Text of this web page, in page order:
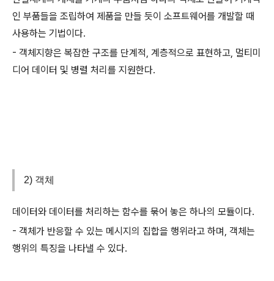
인 부품들을 조립하여 제품을 만들 듯이 소프트웨어를 개발할 때
사용하는 기법이다.
- 객체지향은 복잡한 구조를 단계적, 계층적으로 표현하고, 멀티미
디어 데이터 및 병렬 처리를 지원한다.
2) 객체
데이터와 데이터를 처리하는 함수를 묶어 놓은 하나의 모듈이다.
- 객체가 반응할 수 있는 메시지의 집합을 행위라고 하며, 객체는
행위의 특징을 나타낼 수 있다.